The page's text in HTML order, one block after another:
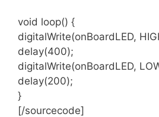
void loop() {
digitalWrite(onBoardLED,
delay(400);
digitalWrite(onBoardLED,
delay(200);
}
[/sourcecode]